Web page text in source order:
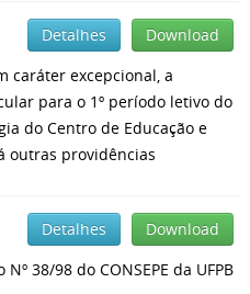
Download
Detalhes
caráter excepcional, a
para o 1º período letivo do
do Centro de Educação e
outras providências
Download
Detalhes
38/98 do CONSEPE da UFPB